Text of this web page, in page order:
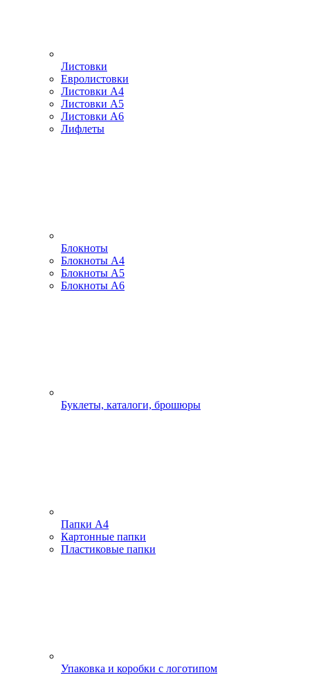
Листовки
Евролистовки
Листовки А4
Листовки А5
Листовки А6
Лифлеты
Блокноты
Блокноты А4
Блокноты А5
Блокноты А6
Буклеты, каталоги, брошюры
Папки А4
Картонные папки
Пластиковые папки
Упаковка и коробки с логотипом